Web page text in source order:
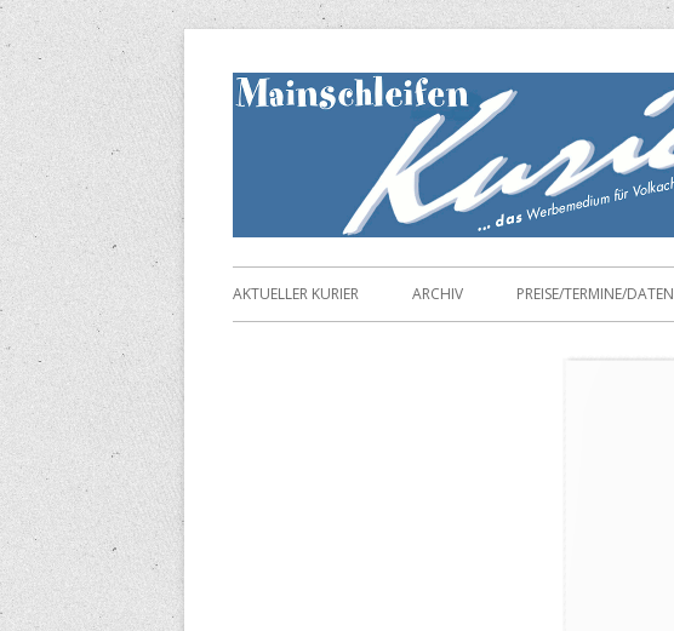
Springe
zum
Inhalt
Primäres
AKTUELLER KURIER ARCHIV PREISE/TERMINE/DATEN